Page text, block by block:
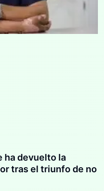
ha devuelto la
tras el triunfo de no